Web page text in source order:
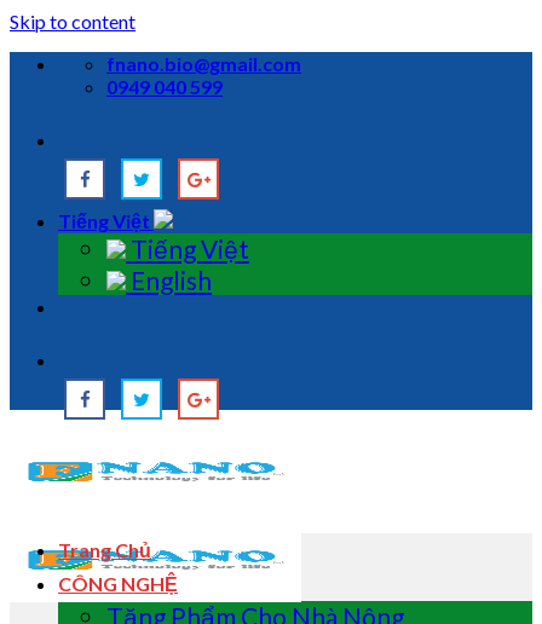
Skip to content
fnano.bio@gmail.com
0949 040 599
Tiếng Việt
Tiếng Việt
English
Trang Chủ
CÔNG NGHỆ
Tặng Phẩm Cho Nhà Nông